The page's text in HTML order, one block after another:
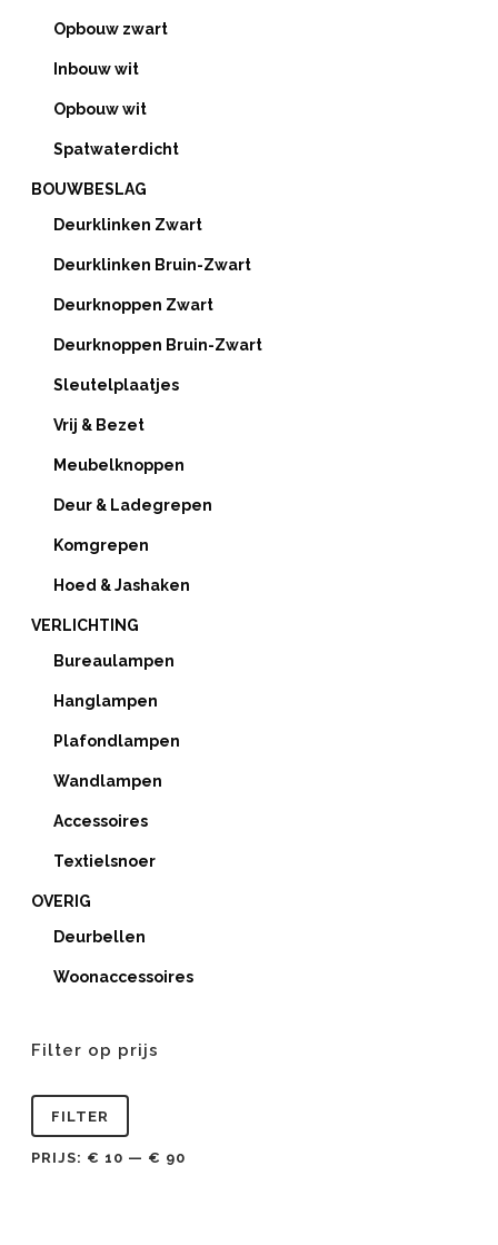
Opbouw zwart
Inbouw wit
Opbouw wit
Spatwaterdicht
BOUWBESLAG
Deurklinken Zwart
Deurklinken Bruin-Zwart
Deurknoppen Zwart
Deurknoppen Bruin-Zwart
Sleutelplaatjes
Vrij & Bezet
Meubelknoppen
Deur & Ladegrepen
Komgrepen
Hoed & Jashaken
VERLICHTING
Bureaulampen
Hanglampen
Plafondlampen
Wandlampen
Accessoires
Textielsnoer
OVERIG
Deurbellen
Woonaccessoires
Filter op prijs
Min.
prijs
Max.
prijs
FILTER
PRIJS: € 10 — € 90